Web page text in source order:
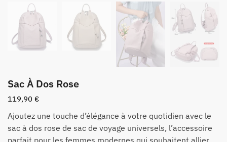
Sac À Dos Rose
119,90 €
Ajoutez une touche d’élégance à votre quotidien avec le
sac à dos rose de sac de voyage universels, l’accessoire
parfait pour les femmes modernes qui souhaitent allier